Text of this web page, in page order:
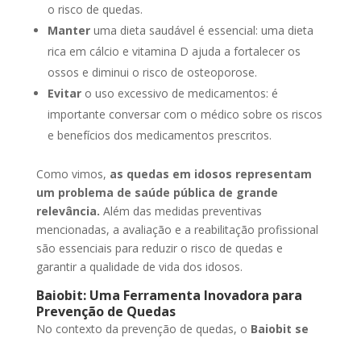
o risco de quedas.
Manteruma dieta saudável é essencial: uma dieta
rica em cálcio e vitamina D ajuda a fortalecer os
ossos e diminui o risco de osteoporose.
Evitaro uso excessivo de medicamentos: é
importante conversar com o médico sobre os riscos
e benefícios dos medicamentos prescritos.
Como vimos, as quedas em idosos representam
um problema de saúde pública de grande
relevância. Além das medidas preventivas
mencionadas, a avaliação e a reabilitação profissional
são essenciais para reduzir o risco de quedas e
garantir a qualidade de vida dos idosos.
Baiobit: Uma Ferramenta Inovadora para
Prevenção de Quedas
No contexto da prevenção de quedas, o Baiobit se